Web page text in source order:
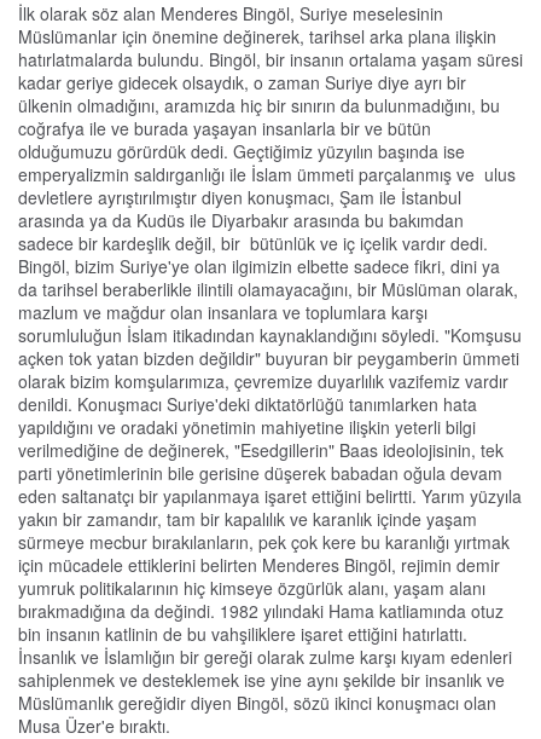
İlk olarak söz alan Menderes Bingöl, Suriye meselesinin
Müslümanlar için önemine değinerek, tarihsel arka plana ilişkin
hatırlatmalarda bulundu. Bingöl, bir insanın ortalama yaşam süresi
kadar geriye gidecek olsaydık, o zaman Suriye diye ayrı bir
ülkenin olmadığını, aramızda hiç bir sınırın da bulunmadığını, bu
coğrafya ile ve burada yaşayan insanlarla bir ve bütün
olduğumuzu görürdük dedi. Geçtiğimiz yüzyılın başında ise
emperyalizmin saldırganlığı ile İslam ümmeti parçalanmış ve ulus
devletlere ayrıştırılmıştır diyen konuşmacı, Şam ile İstanbul
arasında ya da Kudüs ile Diyarbakır arasında bu bakımdan
sadece bir kardeşlik değil, bir bütünlük ve iç içelik vardır dedi.
Bingöl, bizim Suriye'ye olan ilgimizin elbette sadece fikri, dini ya
da tarihsel beraberlikle ilintili olamayacağını, bir Müslüman olarak,
mazlum ve mağdur olan insanlara ve toplumlara karşı
sorumluluğun İslam itikadından kaynaklandığını söyledi. "Komşusu
açken tok yatan bizden değildir" buyuran bir peygamberin ümmeti
olarak bizim komşularımıza, çevremize duyarlılık vazifemiz vardır
denildi. Konuşmacı Suriye'deki diktatörlüğü tanımlarken hata
yapıldığını ve oradaki yönetimin mahiyetine ilişkin yeterli bilgi
verilmediğine de değinerek, "Esedgillerin" Baas ideolojisinin, tek
parti yönetimlerinin bile gerisine düşerek babadan oğula devam
eden saltanatçı bir yapılanmaya işaret ettiğini belirtti. Yarım yüzyıla
yakın bir zamandır, tam bir kapalılık ve karanlık içinde yaşam
sürmeye mecbur bırakılanların, pek çok kere bu karanlığı yırtmak
için mücadele ettiklerini belirten Menderes Bingöl, rejimin demir
yumruk politikalarının hiç kimseye özgürlük alanı, yaşam alanı
bırakmadığına da değindi. 1982 yılındaki Hama katliamında otuz
bin insanın katlinin de bu vahşiliklere işaret ettiğini hatırlattı.
İnsanlık ve İslamlığın bir gereği olarak zulme karşı kıyam edenleri
sahiplenmek ve desteklemek ise yine aynı şekilde bir insanlık ve
Müslümanlık gereğidir diyen Bingöl, sözü ikinci konuşmacı olan
Musa Üzer'e bıraktı.